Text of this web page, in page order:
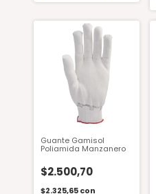
Guante Gamisol
Poliamida Manzanero
$2.500,70
$2.325,65con